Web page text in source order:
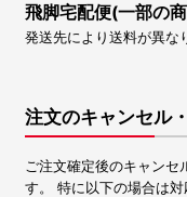
飛脚宅配便(一部の
発送先により送料が異な
注文のキャンセル
ご注文確定後のキャンセ
す。 特に以下の場合は対